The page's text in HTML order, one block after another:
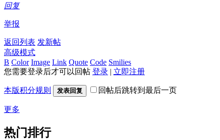
回复
举报
返回列表 发新帖
高级模式
B Color Image Link Quote Code Smilies
您需要登录后才可以回帖 登录 | 立即注册
本版积分规则 发表回复 回帖后跳转到最后一页
更多
热门排行